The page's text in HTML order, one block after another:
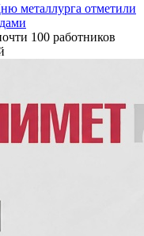
металлурга отметили
100 работников